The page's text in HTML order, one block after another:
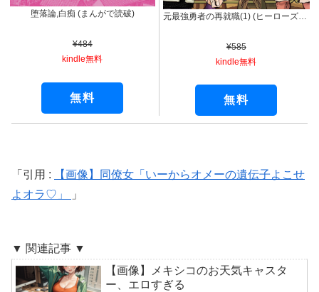
堕落論,白痴 (まんがで読破)
¥484
kindle無料
無料
元最強勇者の再就職(1) (ヒーローズコミックス わいるど)
¥585
kindle無料
無料
引用 :
【画像】同僚女「いーからオメーの遺伝子よこせ
よオラ♡」
▼ 関連記事 ▼
【画像】メキシコのお天気キャスタ
ー、エロすぎる